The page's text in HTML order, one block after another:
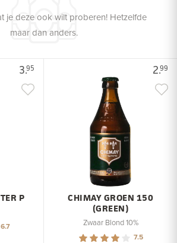
je deze ook wilt proberen! Hetzelfde
maar dan anders.
3.95
P
6.7
2.99
CHIMAY GROEN 150
(GREEN)
Zwaar Blond 10%
7.5